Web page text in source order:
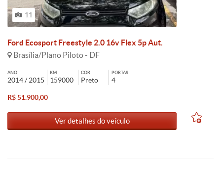
11
Ford Ecosport Freestyle 2.0 16v Flex 5p Aut.
Brasília/Plano Piloto - DF
ANO
2014 / 2015
KM
159000
COR
Preto
PORTAS
4
R$ 51.900,00
Ver detalhes do veículo